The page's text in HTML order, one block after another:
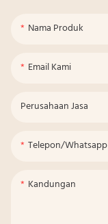
Nama Produk
Email Kami
Perusahaan Jasa
Telepon/whatsapp
Kandungan